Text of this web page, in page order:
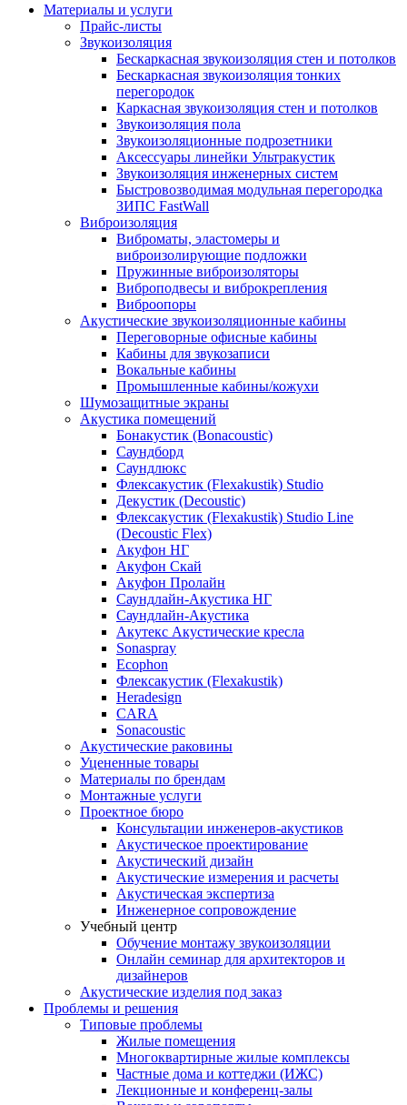
Материалы и услуги
Прайс-листы
Звукоизоляция
Бескаркасная звукоизоляция стен и потолков
Бескаркасная звукоизоляция тонких
перегородок
Каркасная звукоизоляция стен и потолков
Звукоизоляция пола
Звукоизоляционные подрозетники
Аксессуары линейки Ультракустик
Звукоизоляция инженерных систем
Быстровозводимая модульная перегородка
ЗИПС FastWall
Виброизоляция
Виброматы, эластомеры и
виброизолирующие подложки
Пружинные виброизоляторы
Виброподвесы и виброкрепления
Виброопоры
Акустические звукоизоляционные кабины
Переговорные офисные кабины
Кабины для звукозаписи
Вокальные кабины
Промышленные кабины/кожухи
Шумозащитные экраны
Акустика помещений
Бонакустик (Bonacoustic)
Саундборд
Саундлюкс
Флексакустик (Flexakustik) Studio
Декустик (Decoustic)
Флексакустик (Flexakustik) Studio Line
(Decoustic Flex)
Акуфон НГ
Акуфон Скай
Акуфон Пролайн
Саундлайн-Акустика НГ
Саундлайн-Акустика
Акутекс Акустические кресла
Sonaspray
Ecophon
Флексакустик (Flexakustik)
Heradesign
CARA
Sonacoustic
Акустические раковины
Уцененные товары
Материалы по брендам
Монтажные услуги
Проектное бюро
Консультации инженеров-акустиков
Акустическое проектирование
Акустический дизайн
Акустические измерения и расчеты
Акустическая экспертиза
Инженерное сопровождение
Учебный центр
Обучение монтажу звукоизоляции
Онлайн семинар для архитекторов и
дизайнеров
Акустические изделия под заказ
Проблемы и решения
Типовые проблемы
Жилые помещения
Многоквартирные жилые комплексы
Частные дома и коттеджи (ИЖС)
Лекционные и конференц-залы